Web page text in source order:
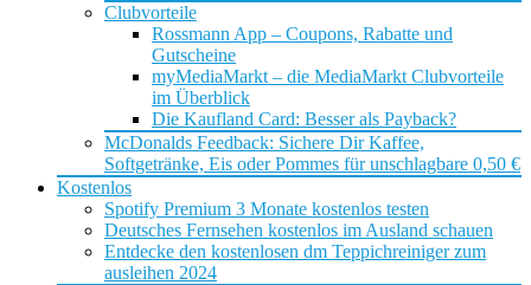
Clubvorteile
Rossmann App – Coupons, Rabatte und
Gutscheine
myMediaMarkt – die MediaMarkt Clubvorteile
im Überblick
Die Kaufland Card: Besser als Payback?
McDonalds Feedback: Sichere Dir Kaffee,
Softgetränke, Eis oder Pommes für unschlagbare 0,50 €
Kostenlos
Spotify Premium 3 Monate kostenlos testen
Deutsches Fernsehen kostenlos im Ausland schauen
Entdecke den kostenlosen dm Teppichreiniger zum
ausleihen 2024